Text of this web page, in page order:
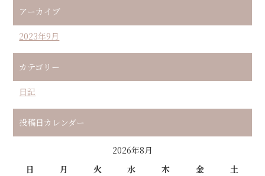
アーカイブ
2023年9月
カテゴリー
日記
投稿日カレンダー
2026年8月
日
月 火 水 木 金 土